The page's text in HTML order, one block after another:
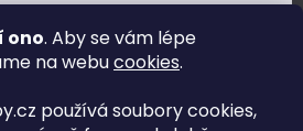
ono. Aby se vám lépe
na webucookies.
používá soubory cookies,
správné servo?